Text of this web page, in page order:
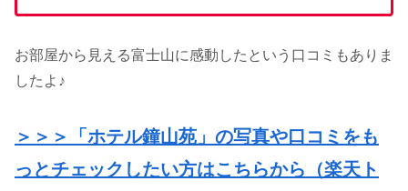
お部屋から見える富士山に感動したという口コミもありま
したよ♪
＞＞＞「ホテル鐘山苑」の写真や口コミをも
っとチェックしたい方はこちらから（楽天ト